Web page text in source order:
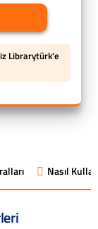
Librarytürk'e
Nasıl